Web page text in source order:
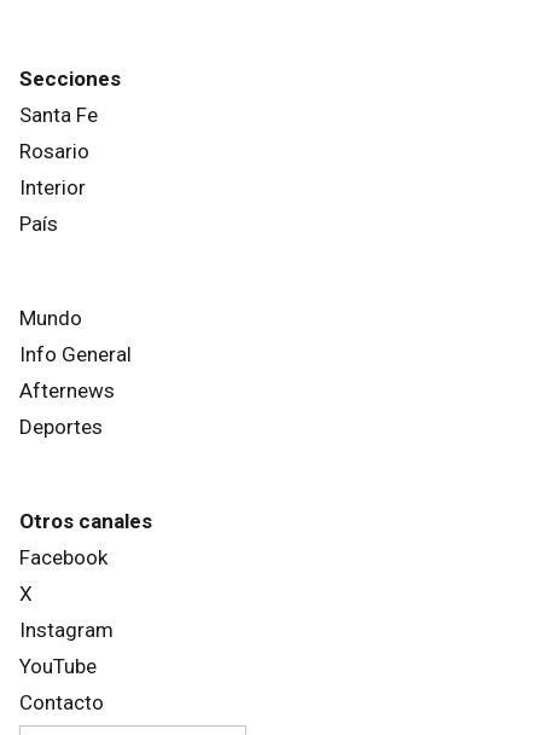
Secciones
Santa Fe
Rosario
Interior
País
Mundo
Info General
Afternews
Deportes
Otros canales
Facebook
X
Instagram
YouTube
Contacto